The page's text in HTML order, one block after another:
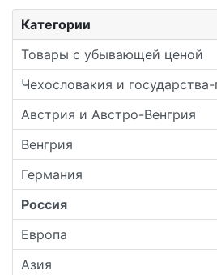
Категории
Товары с убывающей ценой
Чехословакия и
Австрия и Австро-Венгрия
Венгрия
Германия
Россия
Европа
Азия